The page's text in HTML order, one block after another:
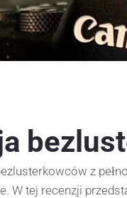
z
W tej recenzji